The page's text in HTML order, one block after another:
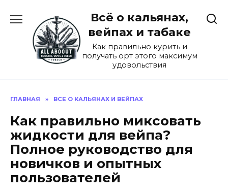
содержанию
Всё о кальянах,
вейпах и табаке
Как правильно курить и
получать орт этого максимум
удовольствия
ГЛАВНАЯ » ВСЕ О КАЛЬЯНАХ И ВЕЙПАХ
Как правильно миксовать
жидкости для вейпа?
Полное руководство для
новичков и опытных
пользователей